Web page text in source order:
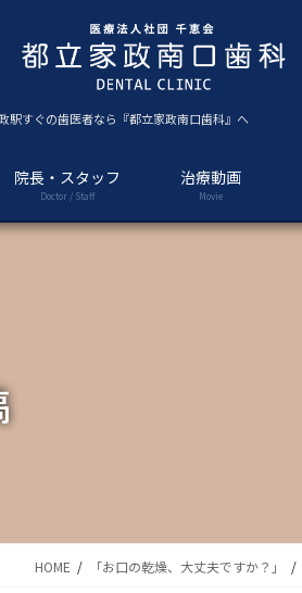
駅すぐの歯医者なら『都立家政南口歯科』へ
院長・スタッフ
Doctor / Staff
治療動画
Movie
HOME 「お口の乾燥、大丈夫ですか？」